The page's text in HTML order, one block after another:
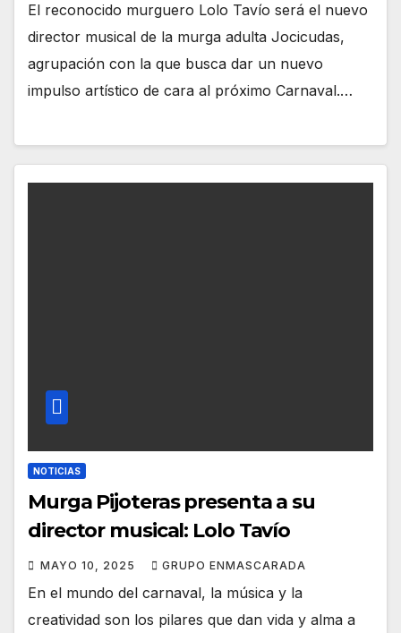
El reconocido murguero Lolo Tavío será el nuevo
director musical de la murga adulta Jocicudas,
agrupación con la que busca dar un nuevo
impulso artístico de cara al próximo Carnaval.…
NOTICIAS
Murga Pijoteras presenta a su
director musical: Lolo Tavío
MAYO 10, 2025 GRUPO ENMASCARADA
En el mundo del carnaval, la música y la
creatividad son los pilares que dan vida y alma a